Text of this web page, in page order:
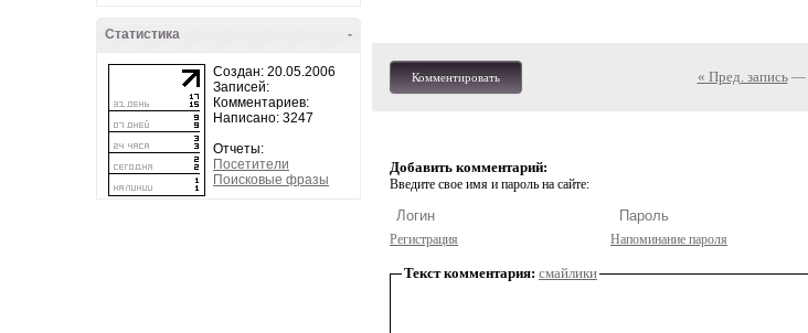
-
Статистика
Создан: 20.05.2006
Записей:
Комментариев:
Написано: 3247
Отчеты:
Посетители
Поисковые фразы
Комментировать « Пред. запись—
Добавить комментарий:
Введите свое имя и пароль на сайте:
Регистрация Напоминание пароля
Текст комментария: смайлики